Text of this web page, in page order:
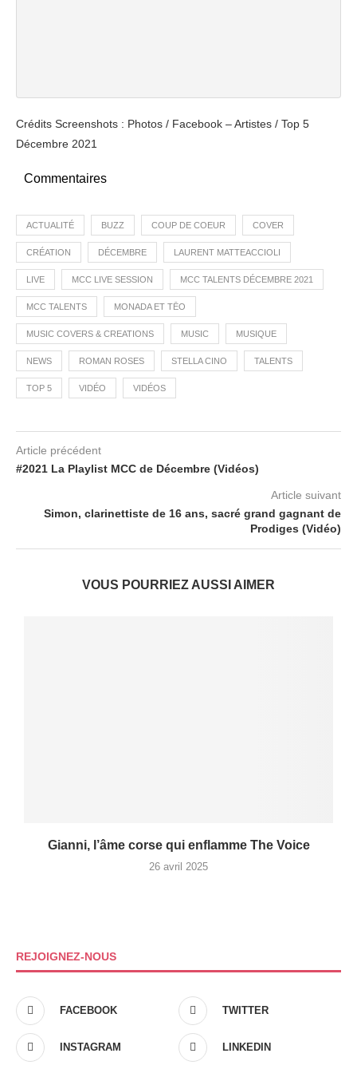
Crédits Screenshots : Photos / Facebook – Artistes / Top 5
Décembre 2021
Commentaires
ACTUALITÉ BUZZ COUP DE COEUR COVER
CRÉATION DÉCEMBRE LAURENT MATTEACCIOLI
LIVE MCC LIVE SESSION MCC TALENTS DÉCEMBRE 2021
MCC TALENTS MONADA ET TĒO
MUSIC COVERS & CREATIONS MUSIC MUSIQUE
NEWS ROMAN ROSES STELLA CINO TALENTS
TOP 5 VIDÉO VIDÉOS
Article précédent
#2021 La Playlist MCC de Décembre (Vidéos)
Article suivant
Simon, clarinettiste de 16 ans, sacré grand gagnant de
Prodiges (Vidéo)
VOUS POURRIEZ AUSSI AIMER
Gianni, l’âme corse qui enflamme The Voice
26 avril 2025
REJOIGNEZ-NOUS
FACEBOOK TWITTER
INSTAGRAM LINKEDIN